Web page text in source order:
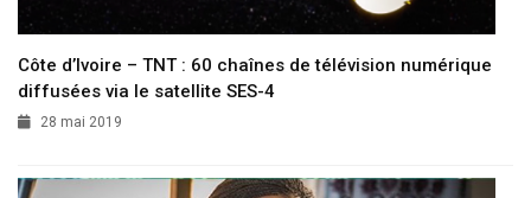
Côte d’Ivoire – TNT : 60 chaînes de télévision numérique
diffusées via le satellite SES-4
28 mai 2019